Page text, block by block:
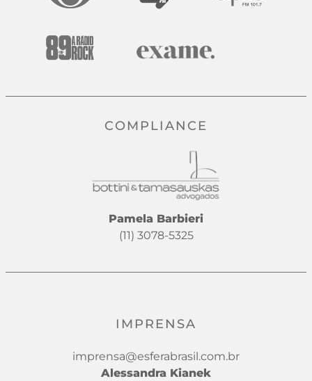
COMPLIANCE
Pamela Barbieri
(11) 3078-5325
IMPRENSA
imprensa@esferabrasil.com.br
Alessandra Kianek